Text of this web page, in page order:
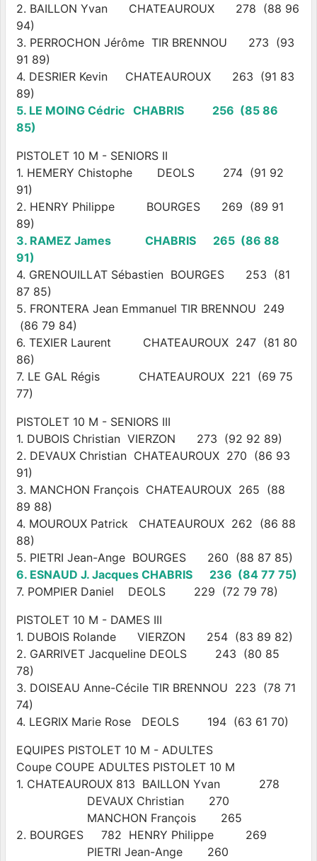
2. BAILLON Yvan CHATEAUROUX 278 (88 96
94)
3. PERROCHON Jérôme TIR BRENNOU 273 (93
91 89)
4. DESRIER Kevin CHATEAUROUX 263 (91 83
89)
5. LE MOING Cédric CHABRIS 256 (85 86
85)
PISTOLET 10 M - SENIORS II
1. HEMERY Chistophe DEOLS 274 (91 92
91)
2. HENRY Philippe BOURGES 269 (89 91
89)
3. RAMEZ James CHABRIS 265 (86 88
91)
4. GRENOUILLAT Sébastien BOURGES 253 (81
87 85)
5. FRONTERA Jean Emmanuel TIR BRENNOU 249
(86 79 84)
6. TEXIER Laurent CHATEAUROUX 247 (81 80
86)
7. LE GAL Régis CHATEAUROUX 221 (69 75
77)
PISTOLET 10 M - SENIORS III
1. DUBOIS Christian VIERZON 273 (92 92 89)
2. DEVAUX Christian CHATEAUROUX 270 (86 93
91)
3. MANCHON François CHATEAUROUX 265 (88
89 88)
4. MOUROUX Patrick CHATEAUROUX 262 (86 88
88)
5. PIETRI Jean-Ange BOURGES 260 (88 87 85)
6. ESNAUD J. Jacques CHABRIS 236 (84 77 75)
7. POMPIER Daniel DEOLS 229 (72 79 78)
PISTOLET 10 M - DAMES III
1. DUBOIS Rolande VIERZON 254 (83 89 82)
2. GARRIVET Jacqueline DEOLS 243 (80 85
78)
3. DOISEAU Anne-Cécile TIR BRENNOU 223 (78 71
74)
4. LEGRIX Marie Rose DEOLS 194 (63 61 70)
EQUIPES PISTOLET 10 M - ADULTES
Coupe COUPE ADULTES PISTOLET 10 M
1. CHATEAUROUX 813 BAILLON Yvan 278
DEVAUX Christian 270
MANCHON François 265
2. BOURGES 782 HENRY Philippe 269
PIETRI Jean-Ange 260